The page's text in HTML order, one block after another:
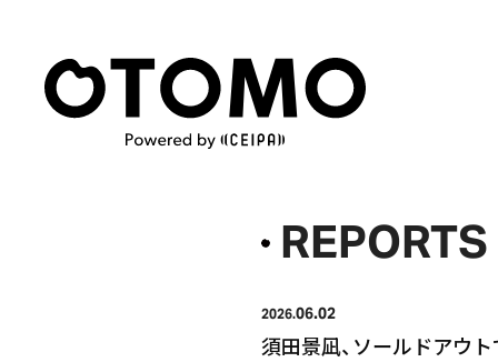
REPORTS
2026.06.02
須田景凪、ソールドアウ